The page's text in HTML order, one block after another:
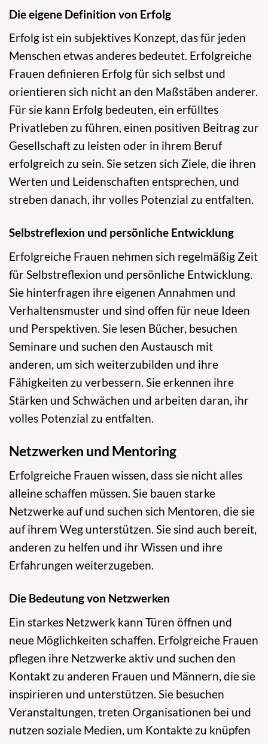
Die eigene Definition von Erfolg
Erfolg ist ein subjektives Konzept, das für jeden
Menschen etwas anderes bedeutet. Erfolgreiche
Frauen definieren Erfolg für sich selbst und
orientieren sich nicht an den Maßstäben anderer.
Für sie kann Erfolg bedeuten, ein erfülltes
Privatleben zu führen, einen positiven Beitrag zur
Gesellschaft zu leisten oder in ihrem Beruf
erfolgreich zu sein. Sie setzen sich Ziele, die ihren
Werten und Leidenschaften entsprechen, und
streben danach, ihr volles Potenzial zu entfalten.
Selbstreflexion und persönliche Entwicklung
Erfolgreiche Frauen nehmen sich regelmäßig Zeit
für Selbstreflexion und persönliche Entwicklung.
Sie hinterfragen ihre eigenen Annahmen und
Verhaltensmuster und sind offen für neue Ideen
und Perspektiven. Sie lesen Bücher, besuchen
Seminare und suchen den Austausch mit
anderen, um sich weiterzubilden und ihre
Fähigkeiten zu verbessern. Sie erkennen ihre
Stärken und Schwächen und arbeiten daran, ihr
volles Potenzial zu entfalten.
Netzwerken und Mentoring
Erfolgreiche Frauen wissen, dass sie nicht alles
alleine schaffen müssen. Sie bauen starke
Netzwerke auf und suchen sich Mentoren, die sie
auf ihrem Weg unterstützen. Sie sind auch bereit,
anderen zu helfen und ihr Wissen und ihre
Erfahrungen weiterzugeben.
Die Bedeutung von Netzwerken
Ein starkes Netzwerk kann Türen öffnen und
neue Möglichkeiten schaffen. Erfolgreiche Frauen
pflegen ihre Netzwerke aktiv und suchen den
Kontakt zu anderen Frauen und Männern, die sie
inspirieren und unterstützen. Sie besuchen
Veranstaltungen, treten Organisationen bei und
nutzen soziale Medien, um Kontakte zu knüpfen